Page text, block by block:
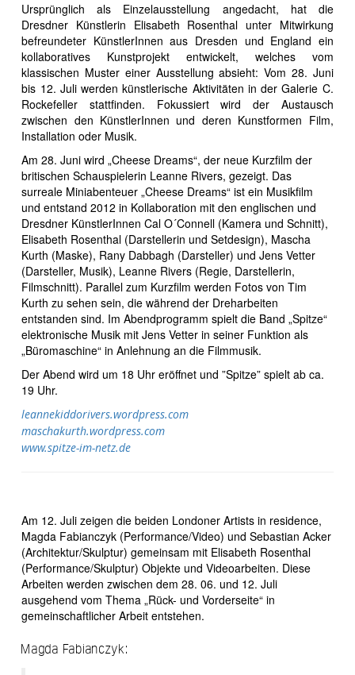
Ursprünglich als Einzelausstellung angedacht, hat die
Dresdner Künstlerin Elisabeth Rosenthal unter Mitwirkung
befreundeter KünstlerInnen aus Dresden und England ein
kollaboratives Kunstprojekt entwickelt, welches vom
klassischen Muster einer Ausstellung absieht: Vom 28. Juni
bis 12. Juli werden künstlerische Aktivitäten in der Galerie C.
Rockefeller stattfinden. Fokussiert wird der Austausch
zwischen den KünstlerInnen und deren Kunstformen Film,
Installation oder Musik.
Am 28. Juni wird „Cheese Dreams“, der neue Kurzfilm der
britischen Schauspielerin Leanne Rivers, gezeigt. Das
surreale Miniabenteuer „Cheese Dreams“ ist ein Musikfilm
und entstand 2012 in Kollaboration mit den englischen und
Dresdner KünstlerInnen Cal O´Connell (Kamera und Schnitt),
Elisabeth Rosenthal (Darstellerin und Setdesign), Mascha
Kurth (Maske), Rany Dabbagh (Darsteller) und Jens Vetter
(Darsteller, Musik), Leanne Rivers (Regie, Darstellerin,
Filmschnitt). Parallel zum Kurzfilm werden Fotos von Tim
Kurth zu sehen sein, die während der Dreharbeiten
entstanden sind. Im Abendprogramm spielt die Band „Spitze“
elektronische Musik mit Jens Vetter in seiner Funktion als
„Büromaschine“ in Anlehnung an die Filmmusik.
Der Abend wird um 18 Uhr eröffnet und ”Spitze” spielt ab ca.
19 Uhr.
leannekiddorivers.wordpress.com
maschakurth.wordpress.com
www.spitze-im-netz.de
Am 12. Juli zeigen die beiden Londoner Artists in residence,
Magda Fabianczyk (Performance/Video) und Sebastian Acker
(Architektur/Skulptur) gemeinsam mit Elisabeth Rosenthal
(Performance/Skulptur) Objekte und Videoarbeiten. Diese
Arbeiten werden zwischen dem 28. 06. und 12. Juli
ausgehend vom Thema „Rück- und Vorderseite“ in
gemeinschaftlicher Arbeit entstehen.
Magda Fabianczyk: